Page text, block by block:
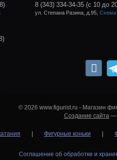
8 (343) 334-34-35 (с 10 до
ул. Степана Разина, д.95,Схема
© 2026 www.figurist.ru - Магазин
Создание сайта —
| Фигурные коньки |
Соглашение об обработке и